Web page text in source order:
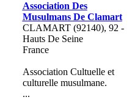
Association Des
Musulmans De Clamart
CLAMART (92140), 92 -
Hauts De Seine
France
Association Cultuelle et
culturelle musulmane.
...